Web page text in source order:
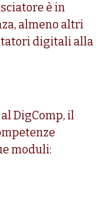
è in
almeno altri
digitali alla
DigComp, il
moduli: